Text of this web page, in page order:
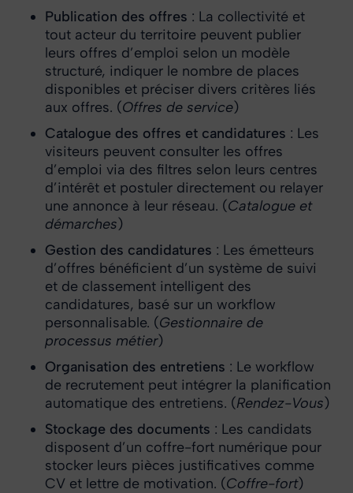
Publication des offres : La collectivité et
tout acteur du territoire peuvent publier
leurs offres d’emploi selon un modèle
structuré, indiquer le nombre de places
disponibles et préciser divers critères liés
aux offres. (Offres de service)
Catalogue des offres et candidatures : Les
visiteurs peuvent consulter les offres
d’emploi via des filtres selon leurs centres
d’intérêt et postuler directement ou relayer
une annonce à leur réseau. (Catalogue et
démarches)
Gestion des candidatures : Les émetteurs
d’offres bénéficient d’un système de suivi
et de classement intelligent des
candidatures, basé sur un workflow
personnalisable. (Gestionnaire de
processus métier)
Organisation des entretiens : Le workflow
de recrutement peut intégrer la planification
automatique des entretiens. (Rendez-Vous)
Stockage des documents : Les candidats
disposent d’un coffre-fort numérique pour
stocker leurs pièces justificatives comme
CV et lettre de motivation. (Coffre-fort)